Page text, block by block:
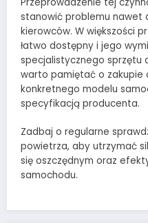
Przeprowadzenie tej
stanowić problemu nawet
kierowców. W większości
łatwo dostępny i jego
specjalistycznego sprzętu
warto pamiętać o
konkretnego modelu
specyfikacją producenta.
Zadbaj o regularne
powietrza, aby utrzymać
się oszczędnym oraz
samochodu.